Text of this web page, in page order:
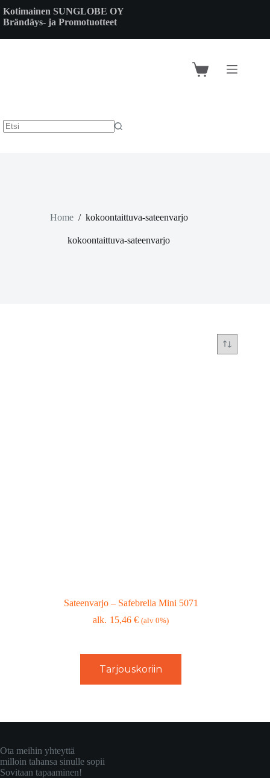
to
content
Kotimainen SUNGLOBE OY
Brändäys- ja Promotuotteet
Shopping
Home / kokoontaittuva-sateenvarjo
kokoontaittuva-sateenvarjo
Sateenvarjo – Safebrella Mini 5071
15,46€ (alv 0%)
Tarjouskoriin
Ota meihin yhteyttä
milloin tahansa sinulle sopii
Sovitaan tapaaminen!